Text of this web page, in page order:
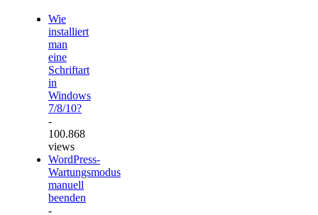
Wie
installiert
man
eine
Schriftart
in
Windows
7/8/10?
-
100.868
views
WordPress-
Wartungsmodus
manuell
beenden
-